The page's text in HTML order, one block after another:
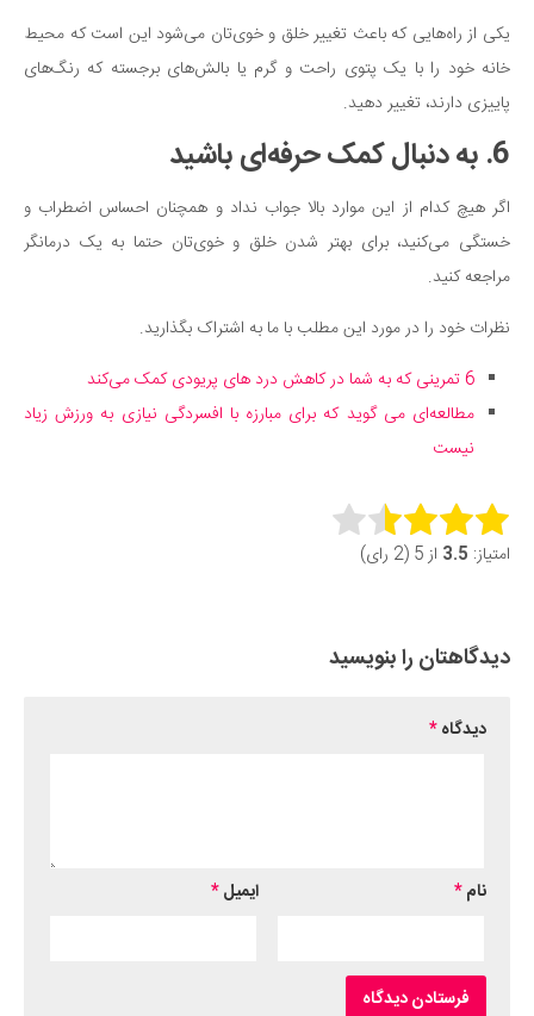
یکی از راه‌هایی که باعث تغییر خلق و خوی‌تان می‌شود این است که محیط
خانه خود را با یک پتوی راحت و گرم یا بالش‌های برجسته که رنگ‌های
پاییزی دارند، تغییر دهید.
6. به دنبال کمک حرفه‌ای باشید
اگر هیچ کدام از این موارد بالا جواب نداد و همچنان احساس اضطراب و
خستگی می‌کنید، برای بهتر شدن خلق و خوی‌تان حتما به یک درمانگر
مراجعه کنید.
نظرات خود را در مورد این مطلب با ما به اشتراک بگذارید.
6 تمرینی که به شما در کاهش درد های پریودی کمک می‌کند
مطالعه‌ای می گوید که برای مبارزه با افسردگی نیازی به ورزش زیاد
نیست
Rate this item:
امتیاز: 3.5 از 5 (2 رای)
دیدگاهتان را بنویسید
دیدگاه*
نام* ایمیل*